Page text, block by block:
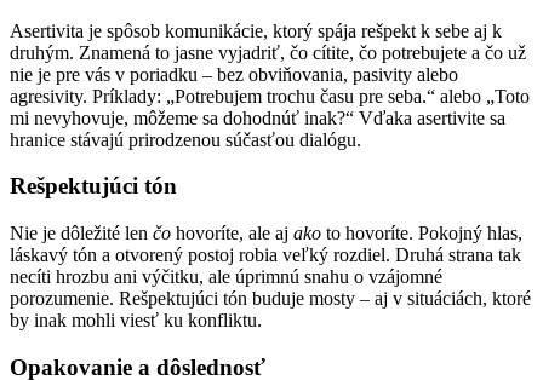
Asertivita je spôsob komunikácie, ktorý spája rešpekt k sebe aj k
druhým. Znamená to jasne vyjadriť, čo cítite, čo potrebujete a čo už
nie je pre vás v poriadku – bez obviňovania, pasivity alebo
agresivity. Príklady: „Potrebujem trochu času pre seba.“ alebo „Toto
mi nevyhovuje, môžeme sa dohodnúť inak?“ Vďaka asertivite sa
hranice stávajú prirodzenou súčasťou dialógu.
Rešpektujúci tón
Nie je dôležité len čo hovoríte, ale aj ako to hovoríte. Pokojný hlas,
láskavý tón a otvorený postoj robia veľký rozdiel. Druhá strana tak
necíti hrozbu ani výčitku, ale úprimnú snahu o vzájomné
porozumenie. Rešpektujúci tón buduje mosty – aj v situáciách, ktoré
by inak mohli viesť ku konfliktu.
Opakovanie a dôslednosť